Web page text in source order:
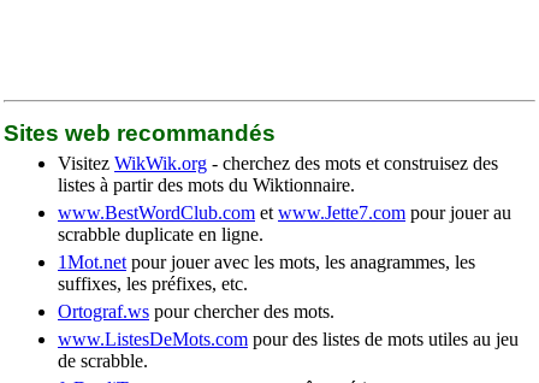
Sites web recommandés
Visitez WikWik.org - cherchez des mots et construisez des
listes à partir des mots du Wiktionnaire.
www.BestWordClub.com et www.Jette7.com pour jouer au
scrabble duplicate en ligne.
1Mot.net pour jouer avec les mots, les anagrammes, les
suffixes, les préfixes, etc.
Ortograf.ws pour chercher des mots.
www.ListesDeMots.com pour des listes de mots utiles au jeu
de scrabble.